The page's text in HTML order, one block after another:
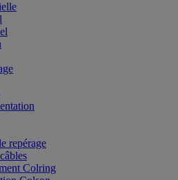
repérage
Colring